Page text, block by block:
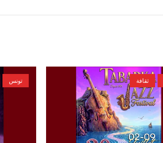
ثقافة تونس